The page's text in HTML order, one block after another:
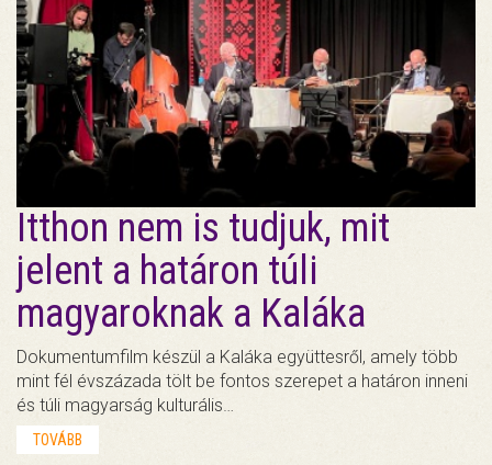
Itthon nem is tudjuk, mit
jelent a határon túli
magyaroknak a Kaláka
Dokumentumfilm készül a Kaláka együttesről, amely több
mint fél évszázada tölt be fontos szerepet a határon inneni
és túli magyarság kulturális…
TOVÁBB